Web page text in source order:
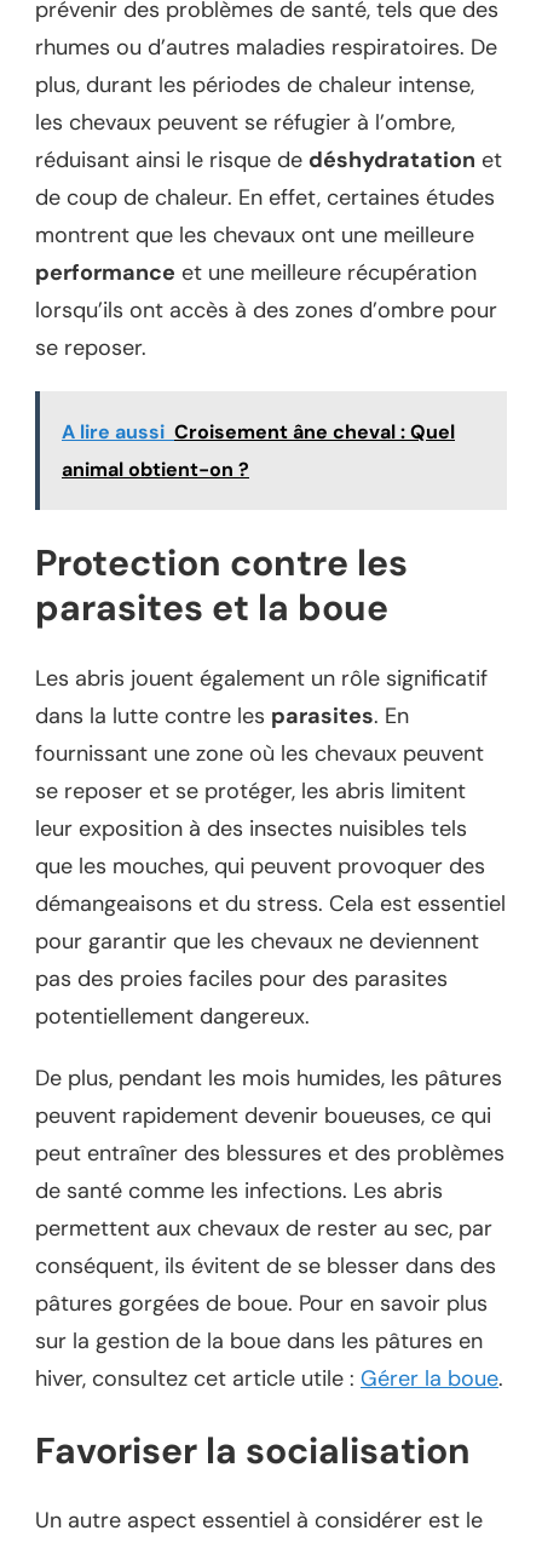
prévenir des problèmes de santé, tels que des
rhumes ou d’autres maladies respiratoires. De
plus, durant les périodes de chaleur intense,
les chevaux peuvent se réfugier à l’ombre,
réduisant ainsi le risque de déshydratation et
de coup de chaleur. En effet, certaines études
montrent que les chevaux ont une meilleure
performance et une meilleure récupération
lorsqu’ils ont accès à des zones d’ombre pour
se reposer.
A lire aussi Croisement âne cheval : Quel
animal obtient-on ?
Protection contre les
parasites et la boue
Les abris jouent également un rôle significatif
dans la lutte contre les parasites. En
fournissant une zone où les chevaux peuvent
se reposer et se protéger, les abris limitent
leur exposition à des insectes nuisibles tels
que les mouches, qui peuvent provoquer des
démangeaisons et du stress. Cela est essentiel
pour garantir que les chevaux ne deviennent
pas des proies faciles pour des parasites
potentiellement dangereux.
De plus, pendant les mois humides, les pâtures
peuvent rapidement devenir boueuses, ce qui
peut entraîner des blessures et des problèmes
de santé comme les infections. Les abris
permettent aux chevaux de rester au sec, par
conséquent, ils évitent de se blesser dans des
pâtures gorgées de boue. Pour en savoir plus
sur la gestion de la boue dans les pâtures en
hiver, consultez cet article utile : Gérer la boue.
Favoriser la socialisation
Un autre aspect essentiel à considérer est le